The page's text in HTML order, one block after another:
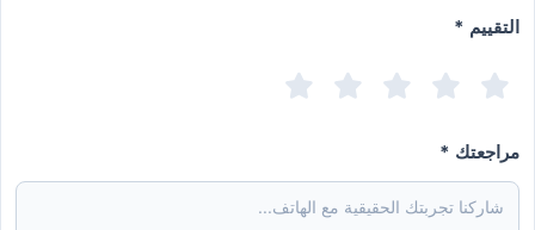
التقييم *
مراجعتك *